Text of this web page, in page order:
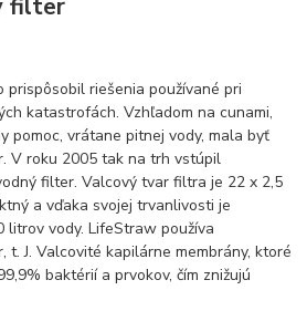
filter
prispôsobil riešenia používané pri
katastrofách. Vzhľadom na cunami,
pomoc, vrátane pitnej vody, mala byť
V roku 2005 tak na trh vstúpil
filter. Valcový tvar filtra je 22 x 2,5
a vďaka svojej trvanlivosti je
litrov vody. LifeStraw používa
J. Valcovité kapilárne membrány, ktoré
baktérií a prvokov, čím znižujú